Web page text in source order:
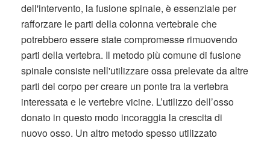
dell'intervento, la fusione spinale, è essenziale per
rafforzare le parti della colonna vertebrale che
potrebbero essere state compromesse rimuovendo
parti della vertebra. Il metodo più comune di fusione
spinale consiste nell'utilizzare ossa prelevate da altre
parti del corpo per creare un ponte tra la vertebra
interessata e le vertebre vicine. L’utilizzo dell’osso
donato in questo modo incoraggia la crescita di
nuovo osso. Un altro metodo spesso utilizzato